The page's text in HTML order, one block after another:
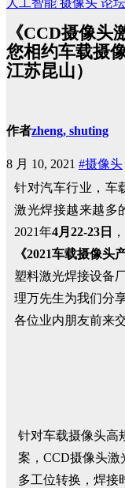
人工智能 摄像头 论坛
《CCD摄像
您相约车载摄
江苏昆山）
作者zheng, shuting
8 月 10, 2021 #摄像头
针对汽车行业，车
激光焊接越来越多
2021年4月22-23日
《2021车载摄像头
塑料激光焊接设备
理万先生为我们分
各位业内朋友前来
针对车载摄像头高
案，CCD摄像头
多工位转换，焊接